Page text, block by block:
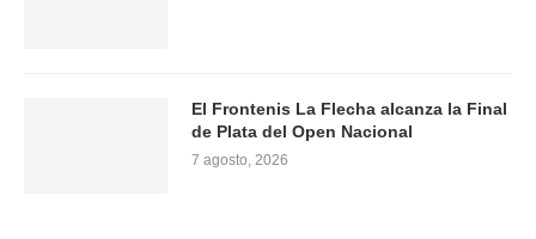
El Frontenis La Flecha alcanza la Final
de Plata del Open Nacional
7 agosto, 2026